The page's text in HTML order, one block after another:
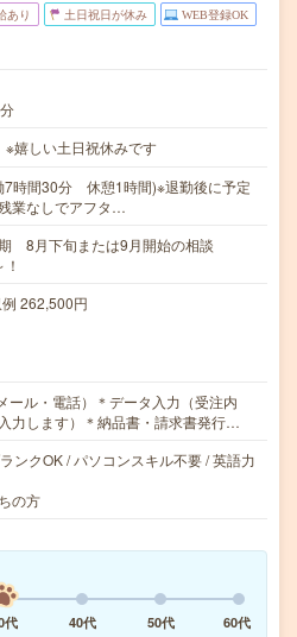
あり 土日祝日が休み WEB登録OK
嬉しい土日祝休みです
7時間30分 休憩1時間)※退勤後に予定
業なしでアフタ…
期 8月下旬または9月開始の相談
262,500円
ール・電話）＊データ入力（受注内
力します）＊納品書・請求書発行…
ンクOK / パソコンスキル不要 / 英語力
の方
代 40代 50代
60代